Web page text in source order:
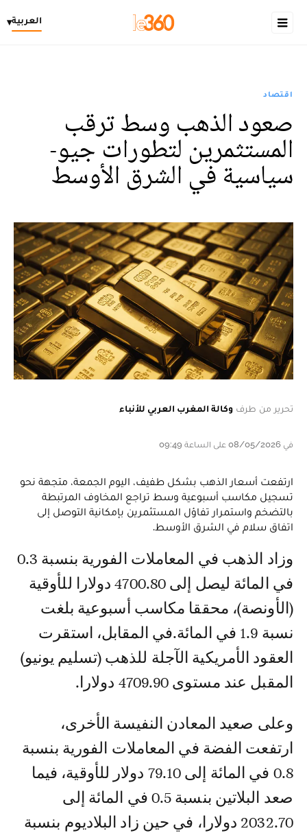
العربية▾
اقتصاد
صعود الذهب وسط ترقب
المستثمرين لتطورات جيو-
سياسية في الشرق الأوسط
تحرير من طرف وكالة المغرب العربي للأنباء
في 08/05/2026 على الساعة 09:49
ارتفعت أسعار الذهب بشكل طفيف، اليوم الجمعة، متجهة نحو
تسجيل مكاسب أسبوعية وسط تراجع المخاوف المرتبطة
بالتضخم واستمرار تفاؤل المستثمرين بإمكانية التوصل إلى
اتفاق سلام في الشرق الأوسط.
وزاد الذهب في المعاملات الفورية بنسبة 0.3
في المائة ليصل إلى 4700.80 دولارا للأوقية
(الأونصة)، محققا مكاسب أسبوعية بلغت
نسبة 1.9 في المائة.في المقابل، استقرت
العقود الأمريكية الآجلة للذهب (تسليم يونيو)
المقبل عند مستوى 4709.90 دولارا.
وعلى صعيد المعادن النفيسة الأخرى،
ارتفعت الفضة في المعاملات الفورية بنسبة
0.8 في المائة إلى 79.10 دولار للأوقية، فيما
صعد البلاتين بنسبة 0.5 في المائة إلى
2032.70 دولارا، في حين زاد البلاديوم بنسبة